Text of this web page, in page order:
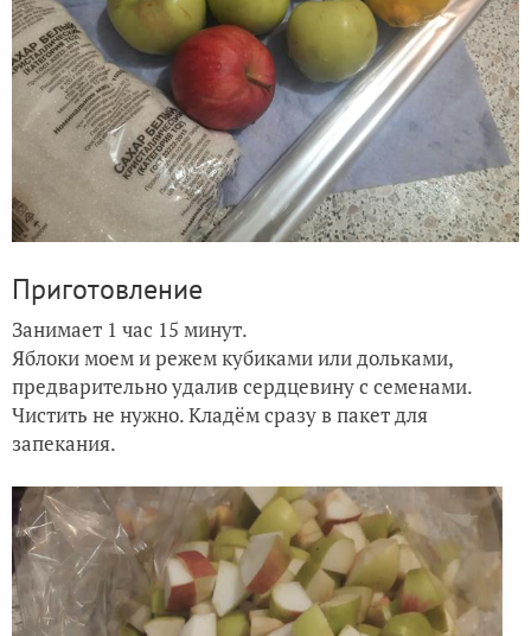
Приготовление
Занимает 1 час 15 минут.
Яблоки моем и режем кубиками или дольками,
предварительно удалив сердцевину с семенами.
Чистить не нужно. Кладём сразу в пакет для
запекания.